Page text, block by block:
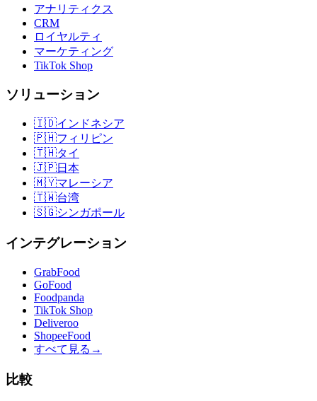
アナリティクス
CRM
ロイヤルティ
マーケティング
TikTok Shop
ソリューション
🇮🇩インドネシア
🇵🇭フィリピン
🇹🇭タイ
🇯🇵日本
🇲🇾マレーシア
🇹🇼台湾
🇸🇬シンガポール
インテグレーション
GrabFood
GoFood
Foodpanda
TikTok Shop
Deliveroo
ShopeeFood
すべて見る →
比較